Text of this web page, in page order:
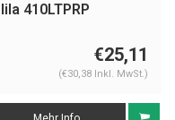
lila 410LTPRP
€25,11
(€30,38 Inkl. MwSt.)